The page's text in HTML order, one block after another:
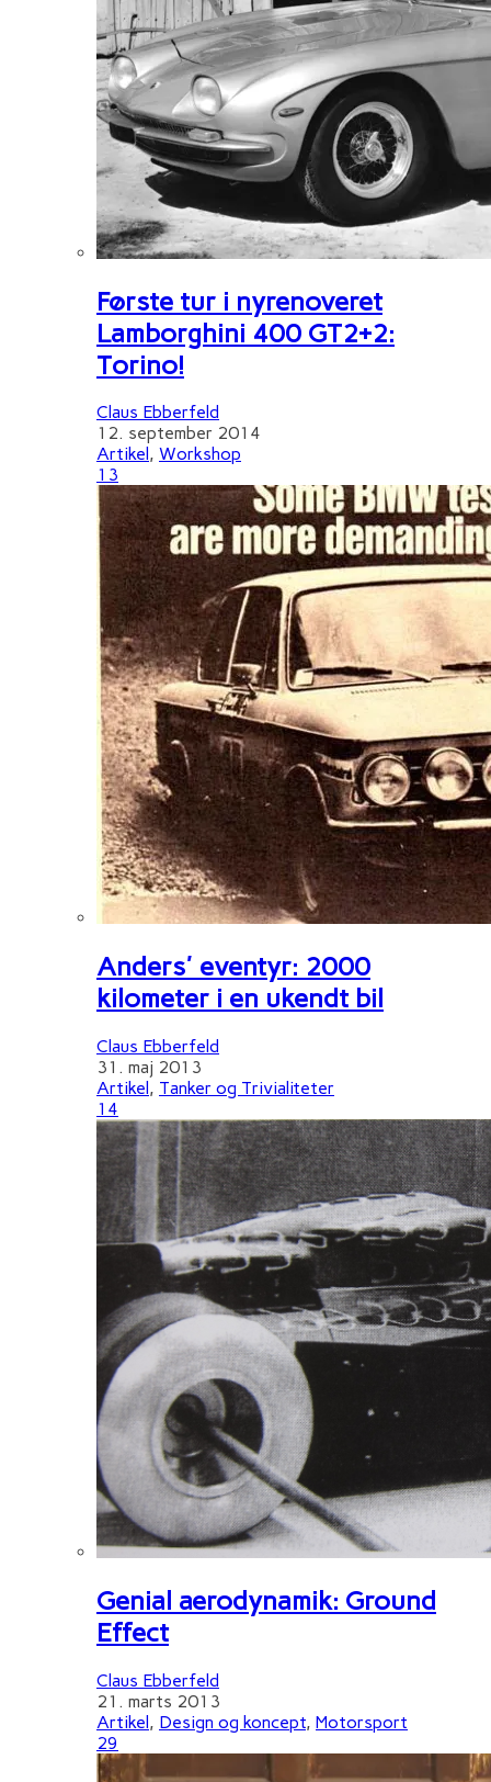
Første tur i nyrenoveret
Lamborghini 400 GT2+2:
Torino!
Claus Ebberfeld
12. september 2014
Artikel , Workshop
13
Anders' eventyr: 2000
kilometer i en ukendt bil
Claus Ebberfeld
31. maj 2013
Artikel , Tanker og Trivialiteter
14
Genial aerodynamik: Ground
Effect
Claus Ebberfeld
21. marts 2013
Artikel, Design og koncept, Motorsport
29